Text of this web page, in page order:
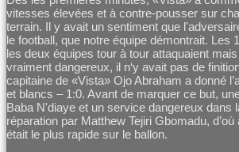
vitesses élevées et à contre-pousser sur
terrain. Il y avait un sentiment que
le football, que notre équipe démontrait. Les
les deux équipes tour à tour attaquaient
vraiment dangereux, il n‘y avait pas de
capitaine de «Vista» Ojo Abraham a donné
et blancs – 1:0. Avant de marquer ce but,
Baba N'diaye et un service dangereux dans
réparation par Matthew Tejiri Gbomadu,
était le plus rapide sur le ballon.